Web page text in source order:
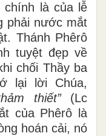
là của lễ
phải nước mắt
Thánh Phêrô
tuyệt đẹp về
chối Thầy ba
lại lời Chúa,
thiết”(Lc
của Phêrô là
hoán cải, nó